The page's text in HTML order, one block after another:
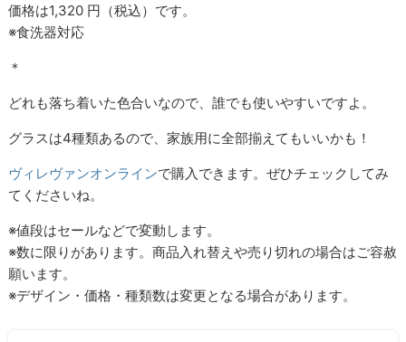
価格は1,320 円（税込）です。
※食洗器対応
＊
どれも落ち着いた色合いなので、誰でも使いやすいですよ。
グラスは4種類あるので、家族用に全部揃えてもいいかも！
ヴィレヴァンオンラインで購入できます。ぜひチェックしてみ
てくださいね。
※値段はセールなどで変動します。
※数に限りがあります。商品入れ替えや売り切れの場合はご容赦
願います。
※デザイン・価格・種類数は変更となる場合があります。